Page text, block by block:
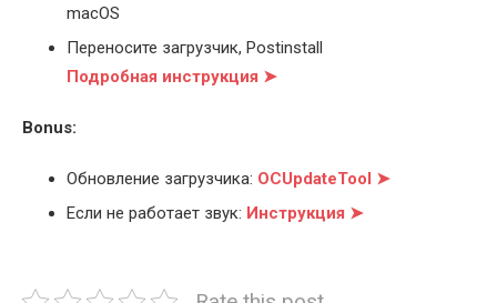
macOS
Переносите загрузчик, Postinstall
Подробная инструкция ➤
Bonus:
Обновление загрузчика: OCUpdateTool ➤
Если не работает звук: Инструкция ➤